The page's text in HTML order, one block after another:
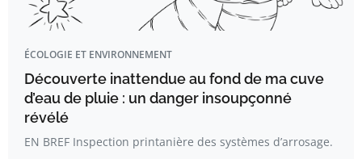
ÉCOLOGIE ET ENVIRONNEMENT
Découverte inattendue au fond de ma cuve
d’eau de pluie : un danger insoupçonné
révélé
EN BREF Inspection printanière des systèmes d’arrosage.